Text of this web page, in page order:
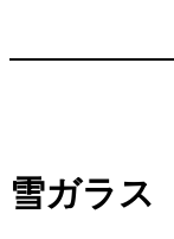
雪ガラス